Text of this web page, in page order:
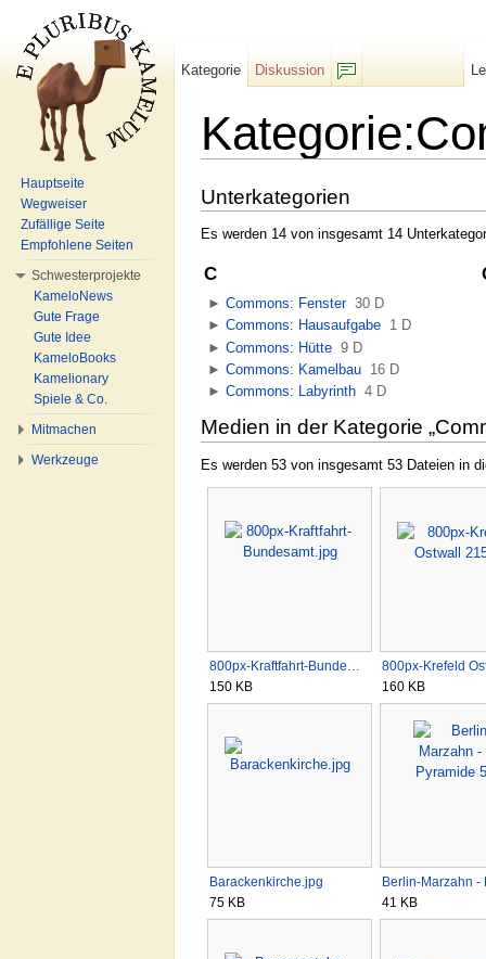
Unterkategorien
Es werden 14 von insgesamt 14
C
►Commons: Fenster‎ 30 D
►Commons: Hausaufgabe 1 D
►Commons: Hütte 9 D
►Commons: Kamelbau 16 D
►Commons: Labyrinth 4 D
Medien in der Kategorie
Es werden 53 von insgesamt 53 Dateien in
800px-Kraftfahrt-Bunde…
150 KB
800px-Krefeld
160 KB
Barackenkirche.jpg
75 KB
Berlin-Marzahn
41 KB
Kategorie
Diskussion
Hauptseite
Wegweiser
Zufällige Seite
Empfohlene Seiten
Schwesterprojekte
KameloNews
Gute Frage
Gute Idee
KameloBooks
Kamelionary
Spiele & Co.
Mitmachen
Werkzeuge